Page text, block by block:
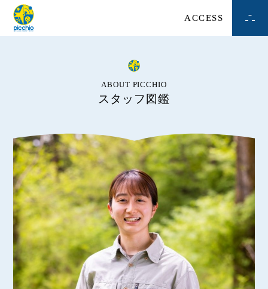
ACCESS
ABOUT PICCHIO
スタッフ図鑑